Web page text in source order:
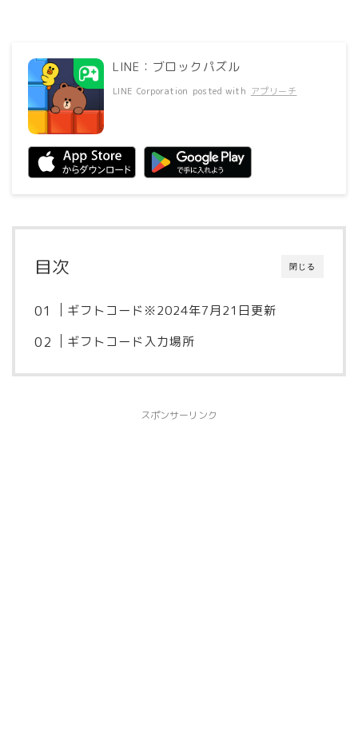
LINE：ブロックパズル
LINE Corporation posted with アプリーチ
閉じる
目次
ギフトコード※2024年7月21日更新
ギフトコード入力場所
スポンサーリンク